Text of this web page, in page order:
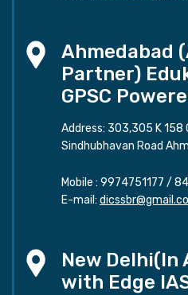
Ahmedabad
Partner)
GPSC
Address: 303,305 K 158
Sindhubhavan Road
Mobile : 9974751177 /
E-mail:
New Delhi(In
with Edge